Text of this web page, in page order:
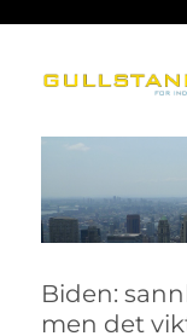
Biden:
men det